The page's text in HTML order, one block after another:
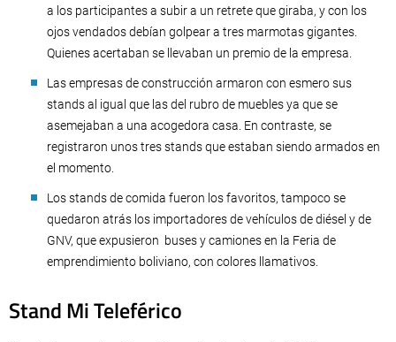
a los participantes a subir a un retrete que giraba, y con los
ojos vendados debían golpear a tres marmotas gigantes.
Quienes acertaban se llevaban un premio de la empresa.
Las empresas de construcción armaron con esmero sus
stands al igual que las del rubro de muebles ya que se
asemejaban a una acogedora casa. En contraste, se
registraron unos tres stands que estaban siendo armados en
el momento.
Los stands de comida fueron los favoritos, tampoco se
quedaron atrás los importadores de vehículos de diésel y de
GNV, que expusieron buses y camiones en la Feria de
emprendimiento boliviano, con colores llamativos.
Stand Mi Teleférico